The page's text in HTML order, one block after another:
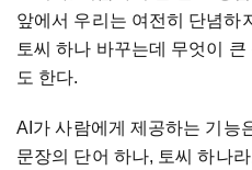
앞에서 우리는 여전히 단념하
토씨 하나 바꾸는데 무엇이 큰
도 한다.
AI가 사람에게 제공하는 기능
문장의 단어 하나, 토씨 하나